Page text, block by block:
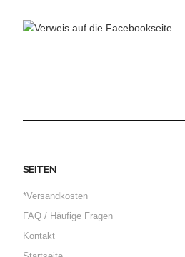
SEITEN
*Versandkosten
FAQ / Häufige Fragen
Kontakt